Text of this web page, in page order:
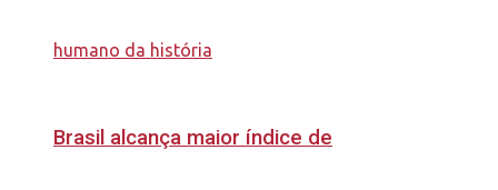
Brasil alcança maior índice de